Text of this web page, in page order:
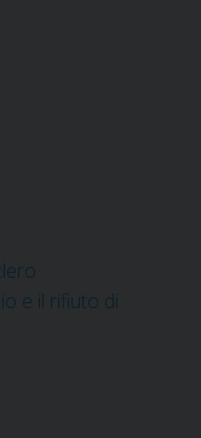
e il rifiuto di